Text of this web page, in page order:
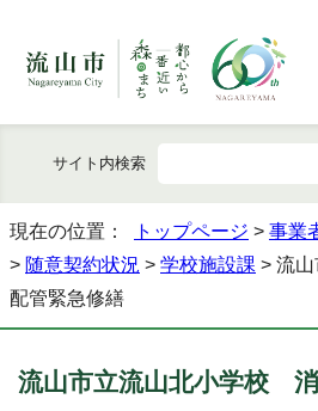
サイト内検索
現在の位置： トップページ > 事業
> 随意契約状況 > 学校施設課 > 流
配管緊急修繕
流山市立流山北小学校